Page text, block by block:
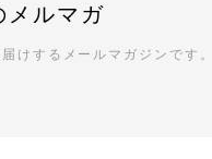
メルマガ
けするメールマガジンです。